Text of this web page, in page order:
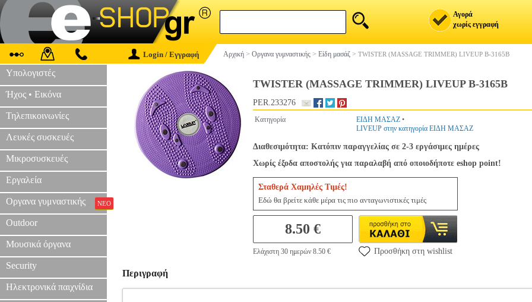
Αγορά
χωρίς εγγραφή
Login / Εγγραφή Αρχική > Οργανα γυμναστικής > Είδη μασάζ > TWISTER (MASSAGE TRIMMER) LIVEUP Β-3165B
Υπολογιστές
Ήχος • Εικόνα
Τηλεπικοινωνίες
Λευκές συσκευές
Μικροσυσκευές
Εργαλεία
Οργανα γυμναστικής ΝΕΟ
Outdoor
Μουσικά όργανα
Security
Ηλεκτρονικά παιχνίδια
TWISTER (MASSAGE TRIMMER) LIVEUP Β-3165B
PER.233276
Κατηγορία ΕΙΔΗ ΜΑΣΑΖ •
LIVEUP στην κατηγορία ΕΙΔΗ ΜΑΣΑΖ
Διαθεσιμότητα: Κατόπιν παραγγελίας σε 2-3 εργάσιμες ημέρες
Χωρίς έξοδα αποστολής για παραλαβή από οποιοδήποτε eshop point!
Σταθερά Χαμηλές Τιμές!
Εδώ θα βρείτε κάθε μέρα τις πιο ανταγωνιστικές τιμές
8.50 €
Ελάχιστη 30 ημερών 8.50 € Προσθήκη στη wishlist
Περιγραφή